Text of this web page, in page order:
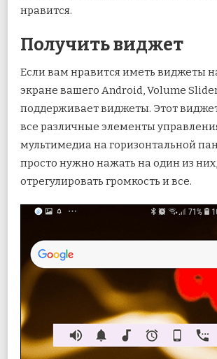
нравится.
Получить виджет
Если вам нравится иметь виджеты
экране вашего Android, Volume
поддерживает виджеты. Этот
все различные элементы
мультимедиа на горизонтальной
просто нужно нажать на один из них,
отрегулировать громкость и все.